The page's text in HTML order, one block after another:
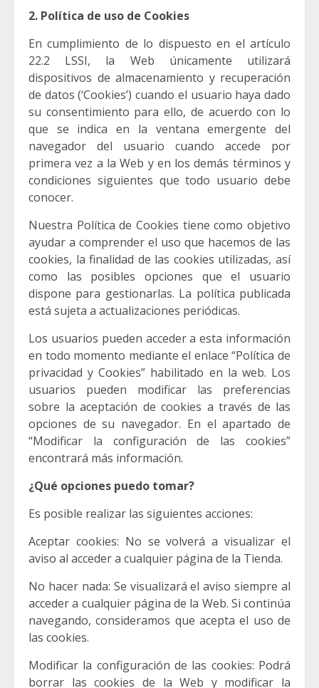
2. Política de uso de Cookies
En cumplimiento de lo dispuesto en el artículo
22.2 LSSI, la Web únicamente utilizará
dispositivos de almacenamiento y recuperación
de datos (‘Cookies’) cuando el usuario haya dado
su consentimiento para ello, de acuerdo con lo
que se indica en la ventana emergente del
navegador del usuario cuando accede por
primera vez a la Web y en los demás términos y
condiciones siguientes que todo usuario debe
conocer.
Nuestra Política de Cookies tiene como objetivo
ayudar a comprender el uso que hacemos de las
cookies, la finalidad de las cookies utilizadas, así
como las posibles opciones que el usuario
dispone para gestionarlas. La política publicada
está sujeta a actualizaciones periódicas.
Los usuarios pueden acceder a esta información
en todo momento mediante el enlace “Política de
privacidad y Cookies” habilitado en la web. Los
usuarios pueden modificar las preferencias
sobre la aceptación de cookies a través de las
opciones de su navegador. En el apartado de
“Modificar la configuración de las cookies”
encontrará más información.
¿Qué opciones puedo tomar?
Es posible realizar las siguientes acciones:
Aceptar cookies: No se volverá a visualizar el
aviso al acceder a cualquier página de la Tienda.
No hacer nada: Se visualizará el aviso siempre al
acceder a cualquier página de la Web. Si continúa
navegando, consideramos que acepta el uso de
las cookies.
Modificar la configuración de las cookies: Podrá
borrar las cookies de la Web y modificar la